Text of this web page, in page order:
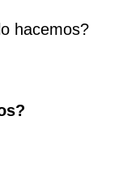
hacemos?